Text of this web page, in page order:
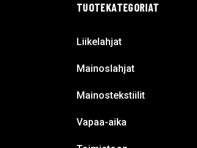
TUOTEKATEGORIAT
Liikelahjat
Mainoslahjat
Mainostekstiilit
Vapaa-aika